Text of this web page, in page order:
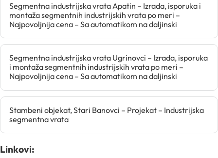
Segmentna industrijska vrata Apatin – Izrada, isporuka i
montaža segmentnih industrijskih vrata po meri –
Najpovoljnija cena – Sa automatikom na daljinski
Segmentna industrijska vrata Ugrinovci – Izrada, isporuka
i montaža segmentnih industrijskih vrata po meri –
Najpovoljnija cena – Sa automatikom na daljinski
Stambeni objekat, Stari Banovci – Projekat – Industrijska
segmentna vrata
Linkovi: